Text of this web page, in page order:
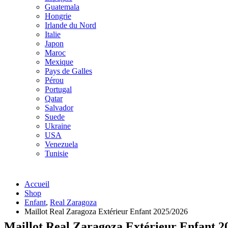
Guatemala
Hongrie
Irlande du Nord
Italie
Japon
Maroc
Mexique
Pays de Galles
Pérou
Portugal
Qatar
Salvador
Suede
Ukraine
USA
Venezuela
Tunisie
Accueil
Shop
Enfant, Real Zaragoza
Maillot Real Zaragoza Extérieur Enfant 2025/2026